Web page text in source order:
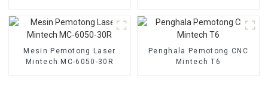
Mesin Pemotong Laser
Mintech MC-6050-30R
Penghala Pemotong CNC
Mintech T6